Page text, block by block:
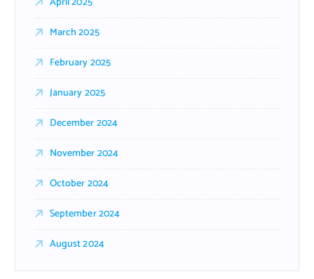
March 2025
February 2025
January 2025
December 2024
November 2024
October 2024
September 2024
August 2024